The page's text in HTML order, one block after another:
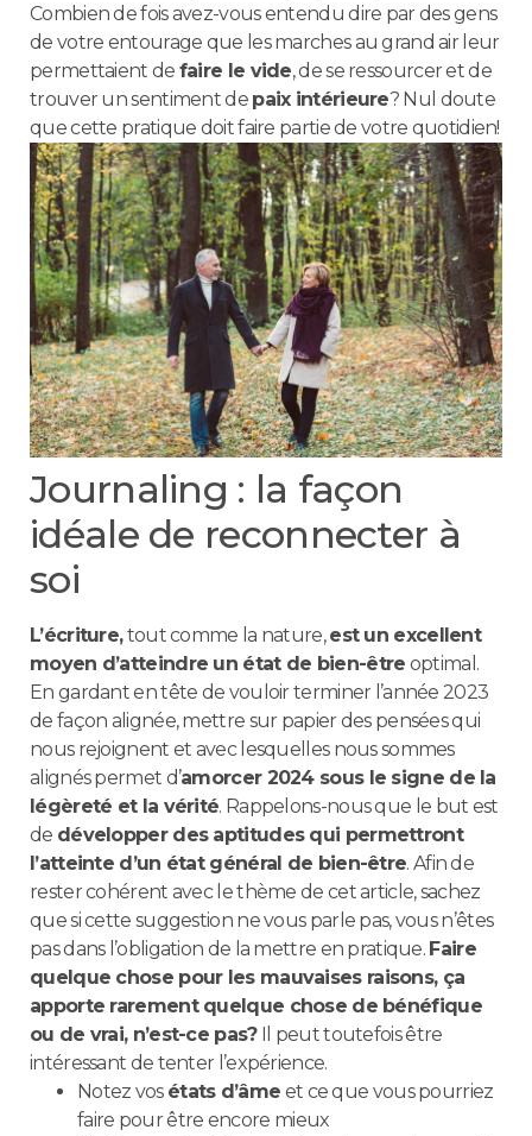
Combien de fois avez-vous entendu dire par des gens
de votre entourage que les marches au grand air leur
permettaient de faire le vide, de se ressourcer et de
trouver un sentiment de paix intérieure? Nul doute
que cette pratique doit faire partie de votre quotidien!
Journaling : la façon
idéale de reconnecter à
soi
L’écriture,tout comme la nature,est un excellent
moyen d’atteindre un état de bien-être optimal.
En gardant en tête de vouloir terminer l’année 2023
de façon alignée, mettre sur papier des pensées qui
nous rejoignent et avec lesquelles nous sommes
alignés permet d’amorcer 2024 sous le signe de la
légèreté et la vérité. Rappelons-nous que le but est
de développer des aptitudes qui permettront
l’atteinte d’un état général de bien-être. Afin de
rester cohérent avec le thème de cet article, sachez
que si cette suggestion ne vous parle pas, vous n’êtes
pas dans l’obligation de la mettre en pratique. Faire
quelque chose pour les mauvaises raisons, ça
apporte rarement quelque chose de bénéfique
ou de vrai, n’est-ce pas?Il peut toutefois être
intéressant de tenter l’expérience.
Notez vos états d’âme et ce que vous pourriez
faire pour être encore mieux